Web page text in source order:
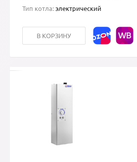
Тип котла:электрический
В КОРЗИНУ